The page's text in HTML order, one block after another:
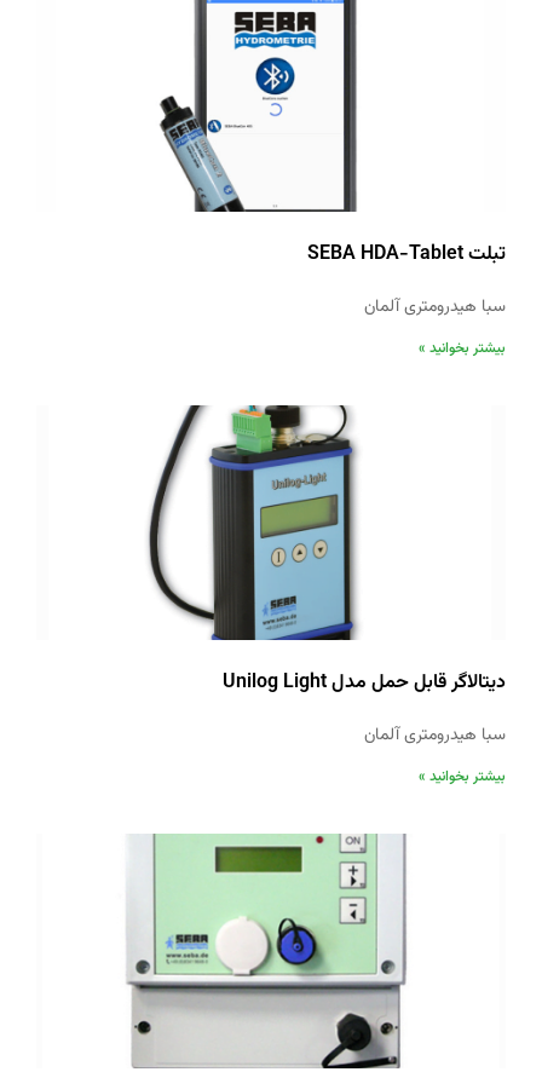
تبلت SEBA HDA-Tablet
سبا هیدرومتری آلمان
بیشتر بخوانید »
دیتالاگر قابل حمل مدل Unilog Light
سبا هیدرومتری آلمان
بیشتر بخوانید »